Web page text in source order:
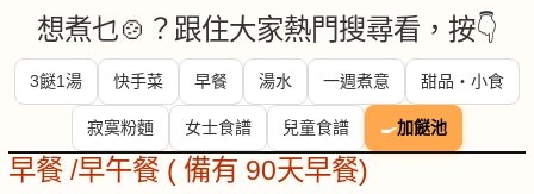
想煮乜🍲？跟住大家熱門搜尋看，按👇
3餸1湯 快手菜 早餐 湯水 一週煮意 甜品・小食
寂寞粉麵 女士食譜 兒童食譜 🍳加餸池
早餐 /早午餐 ( 備有 90天早餐)